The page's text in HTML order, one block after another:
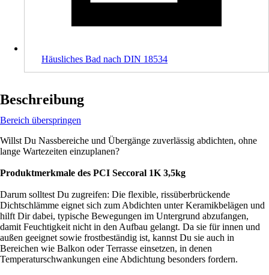
Häusliches Bad nach DIN 18534
Beschreibung
Bereich überspringen
Willst Du Nassbereiche und Übergänge zuverlässig abdichten, ohne
lange Wartezeiten einzuplanen?
Produktmerkmale des PCI Seccoral 1K 3,5kg
Darum solltest Du zugreifen: Die flexible, rissüberbrückende
Dichtschlämme eignet sich zum Abdichten unter Keramikbelägen und
hilft Dir dabei, typische Bewegungen im Untergrund abzufangen,
damit Feuchtigkeit nicht in den Aufbau gelangt. Da sie für innen und
außen geeignet sowie frostbeständig ist, kannst Du sie auch in
Bereichen wie Balkon oder Terrasse einsetzen, in denen
Temperaturschwankungen eine Abdichtung besonders fordern.